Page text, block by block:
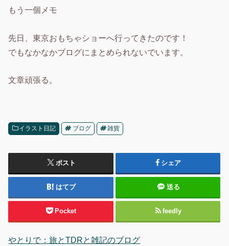
もう一個メモ
先日、東京おもちゃショーへ行ってきたのです！
でもなかなかブログにまとめられないでいます。
文章頑張る。
イラスト日記 ブログ 雑貨
ポスト シェア
はてブ 送る
Pocket feedly
やとりで：旅とTDRと雑記のブログ